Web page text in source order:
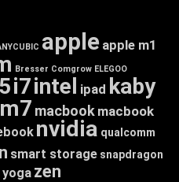
apple apple m1
Bresser Comgrow ELEGOO
i7intel ipad kaby
m7 macbook macbook
nvidia qualcomm
smart storage snapdragon
yoga zen